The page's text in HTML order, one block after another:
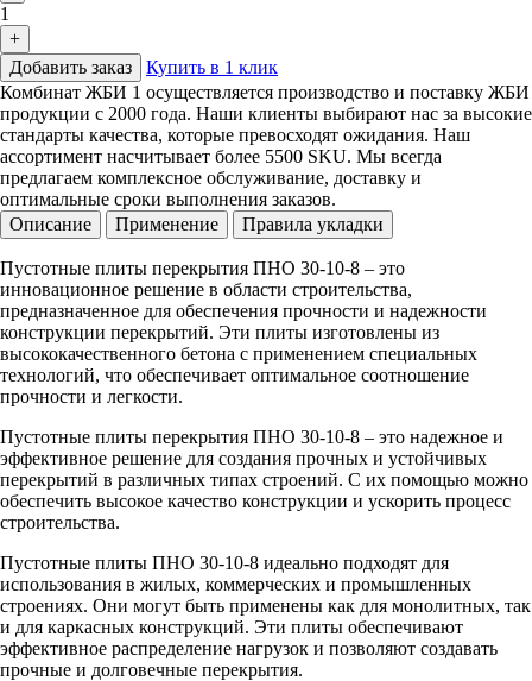
1
+
Добавить заказ
Купить в 1 клик
Комбинат ЖБИ 1 осуществляется производство и поставку ЖБИ
продукции с 2000 года. Наши клиенты выбирают нас за высокие
стандарты качества, которые превосходят ожидания. Наш
ассортимент насчитывает более 5500 SKU. Мы всегда
предлагаем комплексное обслуживание, доставку и
оптимальные сроки выполнения заказов.
Описание
Применение Правила укладки
Пустотные плиты перекрытия ПНО 30-10-8 – это
инновационное решение в области строительства,
предназначенное для обеспечения прочности и надежности
конструкции перекрытий. Эти плиты изготовлены из
высококачественного бетона с применением специальных
технологий, что обеспечивает оптимальное соотношение
прочности и легкости.
Пустотные плиты перекрытия ПНО 30-10-8 – это надежное и
эффективное решение для создания прочных и устойчивых
перекрытий в различных типах строений. С их помощью можно
обеспечить высокое качество конструкции и ускорить процесс
строительства.
Пустотные плиты ПНО 30-10-8 идеально подходят для
использования в жилых, коммерческих и промышленных
строениях. Они могут быть применены как для монолитных, так
и для каркасных конструкций. Эти плиты обеспечивают
эффективное распределение нагрузок и позволяют создавать
прочные и долговечные перекрытия.